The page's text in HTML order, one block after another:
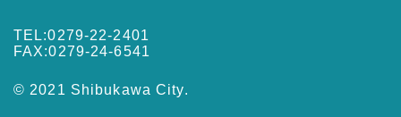
TEL:0279-22-2401
FAX:0279-24-6541
© 2021 Shibukawa City.